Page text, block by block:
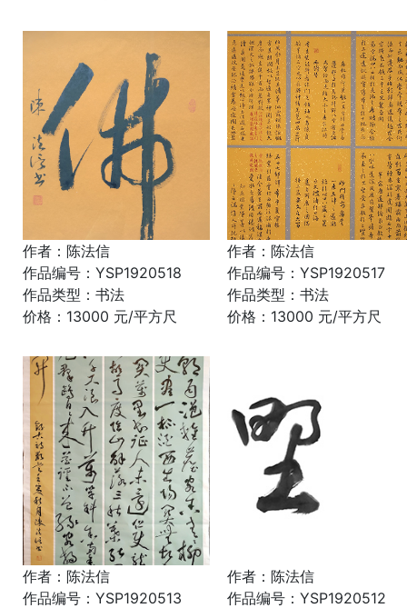
作者：陈法信
作品编号：YSP1920518
作品类型：书法
价格：13000 元/平方尺
作者：陈法信
作品编号：YSP1920517
作品类型：书法
价格：13000 元/平方尺
作者：陈法信
作品编号：YSP1920513
作者：陈法信
作品编号：YSP1920512